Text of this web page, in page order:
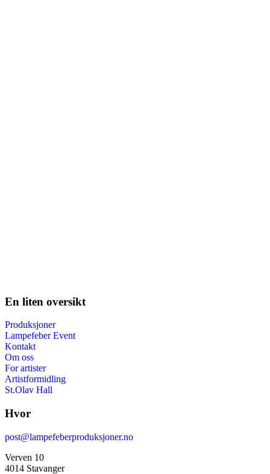
En liten oversikt
Produksjoner
Lampefeber Event
Kontakt
Om oss
For artister
Artistformidling
St.Olav Hall
Hvor
post@lampefeberproduksjoner.no
Verven 10
4014 Stavanger